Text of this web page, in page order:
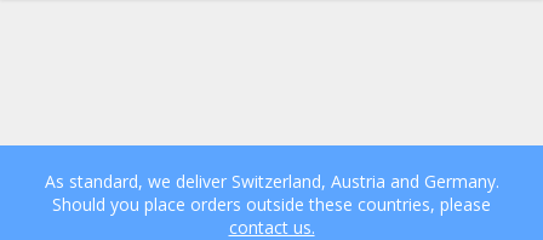
As standard, we deliver Switzerland, Austria and Germany.
Should you place orders outside these countries, please
contact us.